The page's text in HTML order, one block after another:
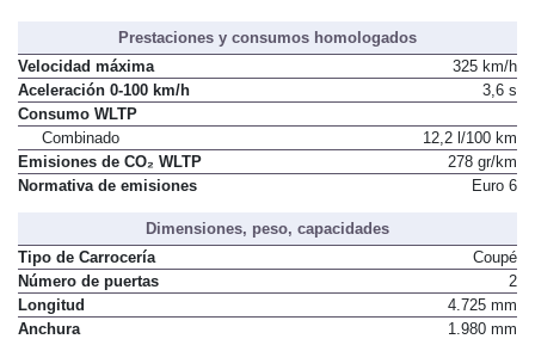
Prestaciones y consumos homologados
Velocidad máxima
325 km/h
Aceleración 0-100 km/h
3,6 s
Consumo WLTP
Combinado
12,2 l/100 km
Emisiones de CO₂ WLTP
278 gr/km
Normativa de emisiones
Euro 6
Dimensiones, peso, capacidades
Tipo de Carrocería
Coupé
Número de puertas
2
Longitud
4.725 mm
Anchura
1.980 mm